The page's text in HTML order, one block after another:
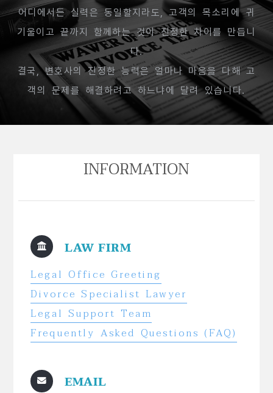
어디에서든 실력은 동일할지라도, 고객의 목소리에 귀
기울이고 끝까지 함께하는 것이 진정한 차이를 만듭니
다.
결국, 변호사의 진정한 능력은 얼마나 마음을 다해 고
객의 문제를 해결하려고 하느냐에 달려 있습니다.
INFORMATION
LAW FIRM
Legal Office Greeting
Divorce Specialist Lawyer
Legal Support Team
Frequently Asked Questions (FAQ)
EMAIL